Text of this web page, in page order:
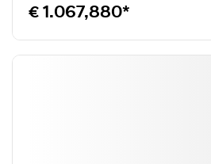
€ 1.067,880*